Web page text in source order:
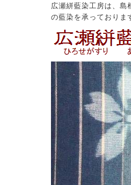
広瀬絣藍染工房は、島
の藍染を承っておりま